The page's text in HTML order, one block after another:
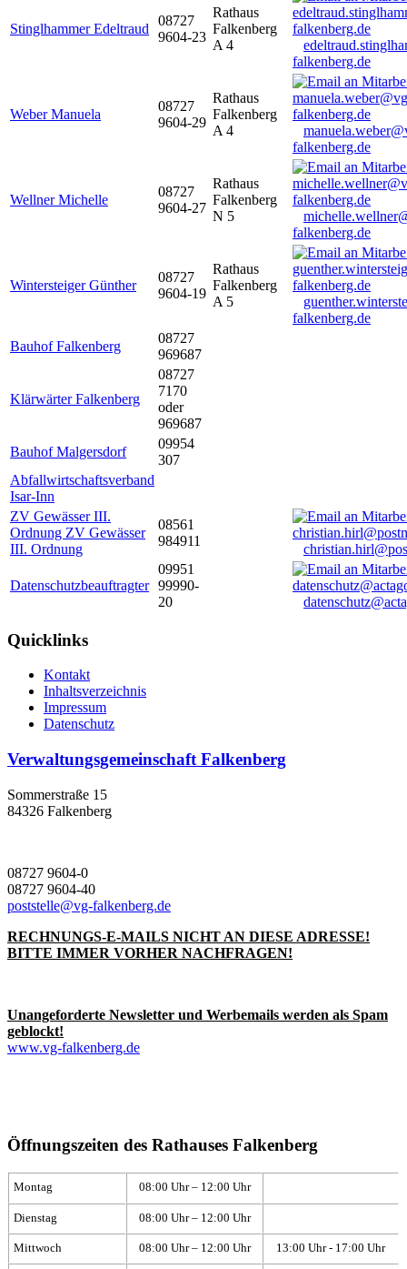
Stinglhammer Edeltraud
08727
9604-23
Rathaus
Falkenberg
A 4
falkenberg.de
Weber Manuela
08727
9604-29
Rathaus
Falkenberg
A 4
falkenberg.de
Wellner Michelle
08727
9604-27
Rathaus
Falkenberg
N 5
falkenberg.de
Wintersteiger Günther
08727
9604-19
Rathaus
Falkenberg
A 5
falkenberg.de
Bauhof Falkenberg
08727
969687
Klärwärter Falkenberg
08727
7170
oder
969687
Bauhof Malgersdorf
09954
307
Abfallwirtschaftsverband
Isar-Inn
ZV Gewässer III.
Ordnung ZV Gewässer
III. Ordnung
08561
984911
Datenschutzbeauftragter
09951
99990-
20
Quicklinks
Kontakt
Inhaltsverzeichnis
Impressum
Datenschutz
Verwaltungsgemeinschaft Falkenberg
Sommerstraße 15
84326 Falkenberg
08727 9604-0
08727 9604-40
poststelle@vg-falkenberg.de
RECHNUNGS-E-MAILS NICHT AN DIESE ADRESSE!
BITTE IMMER VORHER NACHFRAGEN!
Unangeforderte Newsletter und Werbemails werden als Spam
geblockt!
www.vg-falkenberg.de
Öffnungszeiten des Rathauses Falkenberg
Montag 08:00 Uhr – 12:00 Uhr
Dienstag 08:00 Uhr – 12:00 Uhr
Mittwoch 08:00 Uhr – 12:00 Uhr 13:00 Uhr - 17:00 Uhr